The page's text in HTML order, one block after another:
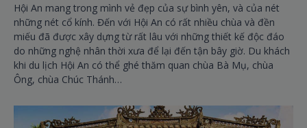
Hội An mang trong mình vẻ đẹp của sự bình yên, và của nét
những nét cổ kính. Đến với Hội An có rất nhiều chùa và đền
miếu đã được xây dựng từ rất lâu với những thiết kế độc đáo
do những nghệ nhân thời xưa để lại đến tận bây giờ. Du khách
khi du lịch Hội An có thể ghé thăm quan chùa Bà Mụ, chùa
Ông, chùa Chúc Thánh…